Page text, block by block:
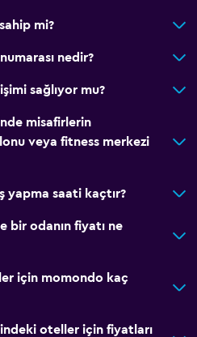
mi?
nedir?
sağlıyor mu?
misafirlerin
veya fitness merkezi
yapma saati kaçtır?
bir odanın fiyatı ne
için momondo kaç
oteller için fiyatları